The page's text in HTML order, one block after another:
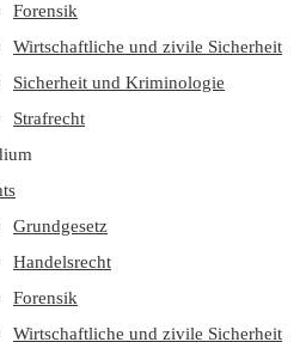
Forensik
Wirtschaftliche und zivile Sicherheit
Sicherheit und Kriminologie
Strafrecht
Grundgesetz
Handelsrecht
Forensik
Wirtschaftliche und zivile Sicherheit